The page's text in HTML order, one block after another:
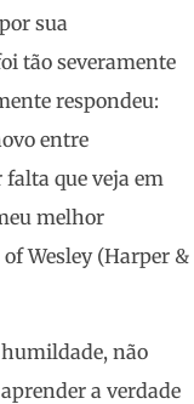
sua
tão severamente
respondeu:
entre
falta que veja em
melhor
Wesley (Harper &
não
a verdade